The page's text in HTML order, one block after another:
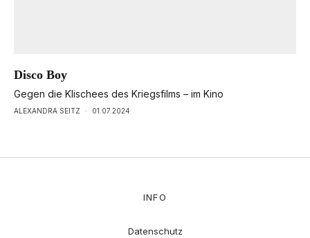
Disco Boy
Gegen die Klischees des Kriegsfilms – im Kino
ALEXANDRA SEITZ · 01.07.2024
INFO
Datenschutz